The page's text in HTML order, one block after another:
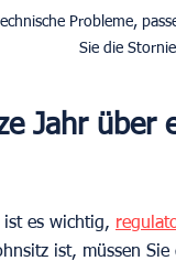
Probleme,
Sie die
Jahr
ist es wichtig,
ist, müssen